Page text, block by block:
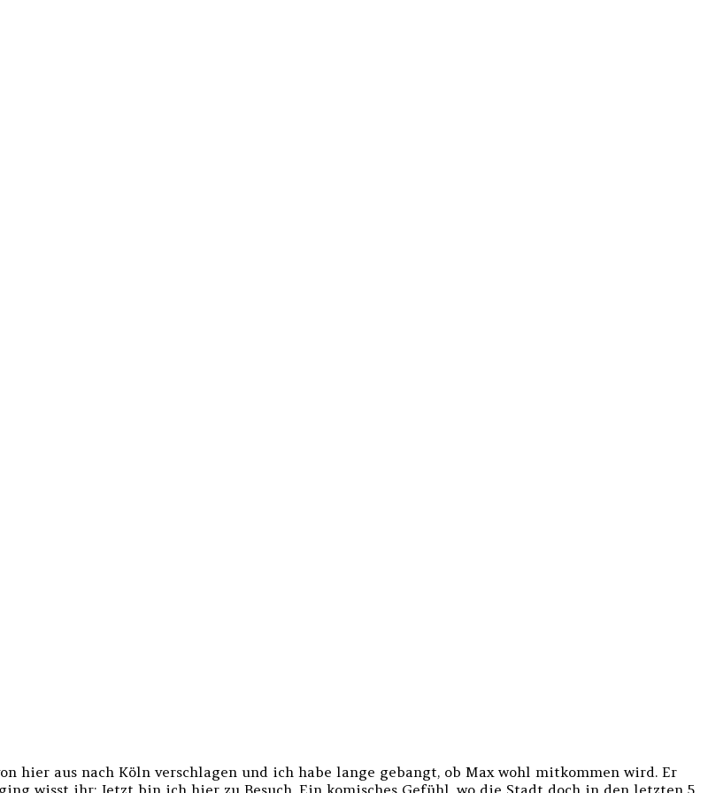
hier aus nach Köln verschlagen und ich habe lange gebangt, ob Max wohl mitkommen wird. Er
wisst ihr: Jetzt bin ich hier zu Besuch. Ein komisches Gefühl, wo die Stadt doch in den letzten 5